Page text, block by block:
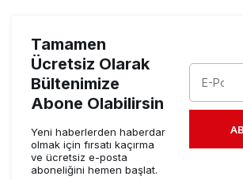
Tamamen
Ücretsiz Olarak
Bültenimize
Abone Olabilirsin
Yeni haberlerden haberdar
olmak için fırsatı kaçırma
ve ücretsiz e-posta
aboneliğini hemen başlat.